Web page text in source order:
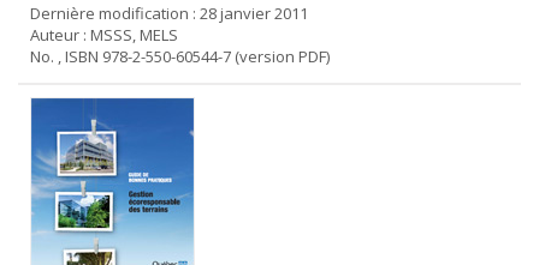
Dernière modification : 28 janvier 2011
Auteur : MSSS, MELS
No. , ISBN 978-2-550-60544-7 (version PDF)